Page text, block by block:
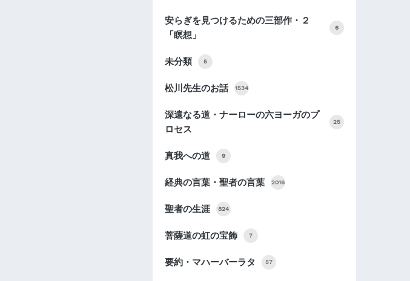
安らぎを見つけるための三部作・２
「瞑想」
6
未分類 5
松川先生のお話 1534
深遠なる道・ナーローの六ヨーガのプ
ロセス
25
真我への道 9
経典の言葉・聖者の言葉 2016
聖者の生涯 824
菩薩道の虹の宝飾 7
要約・マハーバーラタ 57